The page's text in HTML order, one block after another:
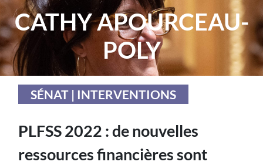
CATHY APOURCEAU-
POLY
SÉNAT | INTERVENTIONS
PLFSS 2022 : de nouvelles
ressources financières sont